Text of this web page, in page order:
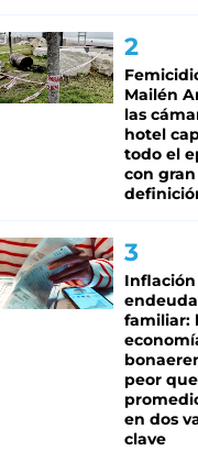
Mailén
las
hotel
todo el
con gran
Inflación
familiar:
peor
en dos
clave